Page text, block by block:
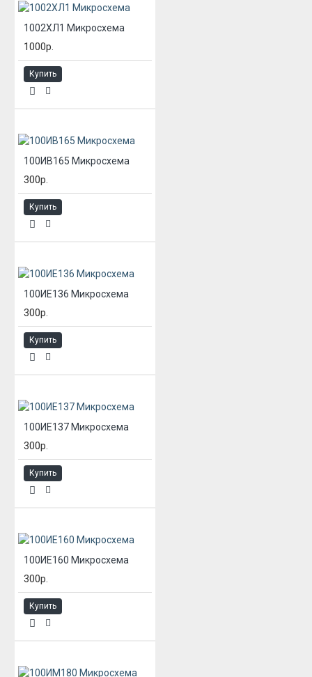
1002ХЛ1 Микросхема
1000р.
Купить
100ИВ165 Микросхема
300р.
Купить
100ИЕ136 Микросхема
300р.
Купить
100ИЕ137 Микросхема
300р.
Купить
100ИЕ160 Микросхема
300р.
Купить